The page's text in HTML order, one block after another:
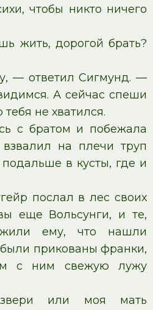
чтобы никто ничего
жить, дорогой брать?
— ответил Сигмунд. —
А сейчас спеши
не хватился.
с братом и побежала
на плечи труп
в кусты, где и
послал в лес своих
еще Вольсунги, и те,
ему, что нашли
прикованы франки,
с ним свежую лужу
или моя мать